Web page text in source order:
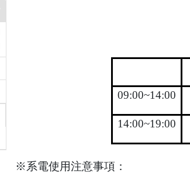
09:00~14:00
14:00~19:00
※系電使用注意事項：